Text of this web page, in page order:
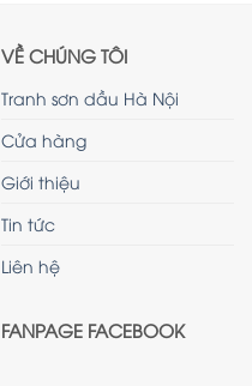
VỀ CHÚNG TÔI
Tranh sơn dầu Hà Nội
Cửa hàng
Giới thiệu
Tin tức
Liên hệ
FANPAGE FACEBOOK